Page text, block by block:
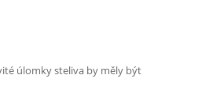
úlomky steliva by měly být